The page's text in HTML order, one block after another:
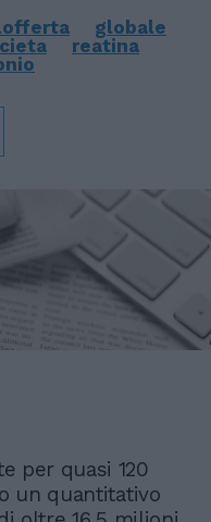
globale
reatina
per quasi 120
un quantitativo